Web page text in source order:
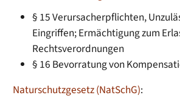
§ 15 Verursacherpflichten,
Eingriffen; Ermächtigung zum
Rechtsverordnungen
§ 16 Bevorratung von
Naturschutzgesetz (NatSchG):